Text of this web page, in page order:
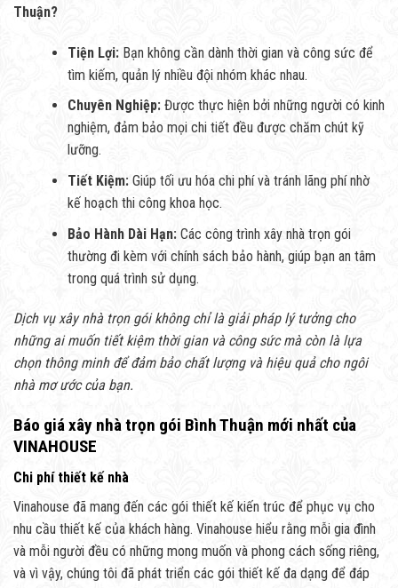
Thuận?
Tiện Lợi:Bạn không cần dành thời gian và công sức để
tìm kiếm, quản lý nhiều đội nhóm khác nhau.
Chuyên Nghiệp:Được thực hiện bởi những người có kinh
nghiệm, đảm bảo mọi chi tiết đều được chăm chút kỹ
lưỡng.
Tiết Kiệm:Giúp tối ưu hóa chi phí và tránh lãng phí nhờ
kế hoạch thi công khoa học.
Bảo Hành Dài Hạn:Các công trình xây nhà trọn gói
thường đi kèm với chính sách bảo hành, giúp bạn an tâm
trong quá trình sử dụng.
Dịch vụ xây nhà trọn gói không chỉ là giải pháp lý tưởng cho
những ai muốn tiết kiệm thời gian và công sức mà còn là lựa
chọn thông minh để đảm bảo chất lượng và hiệu quả cho ngôi
nhà mơ ước của bạn.
Báo giá xây nhà trọn gói Bình Thuận mới nhất của
VINAHOUSE
Chi phí thiết kế nhà
Vinahouse đã mang đến các gói thiết kế kiến trúc để phục vụ cho
nhu cầu thiết kế của khách hàng. Vinahouse hiểu rằng mỗi gia đình
và mỗi người đều có những mong muốn và phong cách sống riêng,
và vì vậy, chúng tôi đã phát triển các gói thiết kế đa dạng để đáp